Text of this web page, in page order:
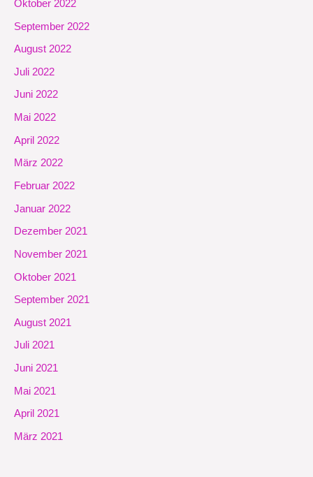
Oktober 2022
September 2022
August 2022
Juli 2022
Juni 2022
Mai 2022
April 2022
März 2022
Februar 2022
Januar 2022
Dezember 2021
November 2021
Oktober 2021
September 2021
August 2021
Juli 2021
Juni 2021
Mai 2021
April 2021
März 2021